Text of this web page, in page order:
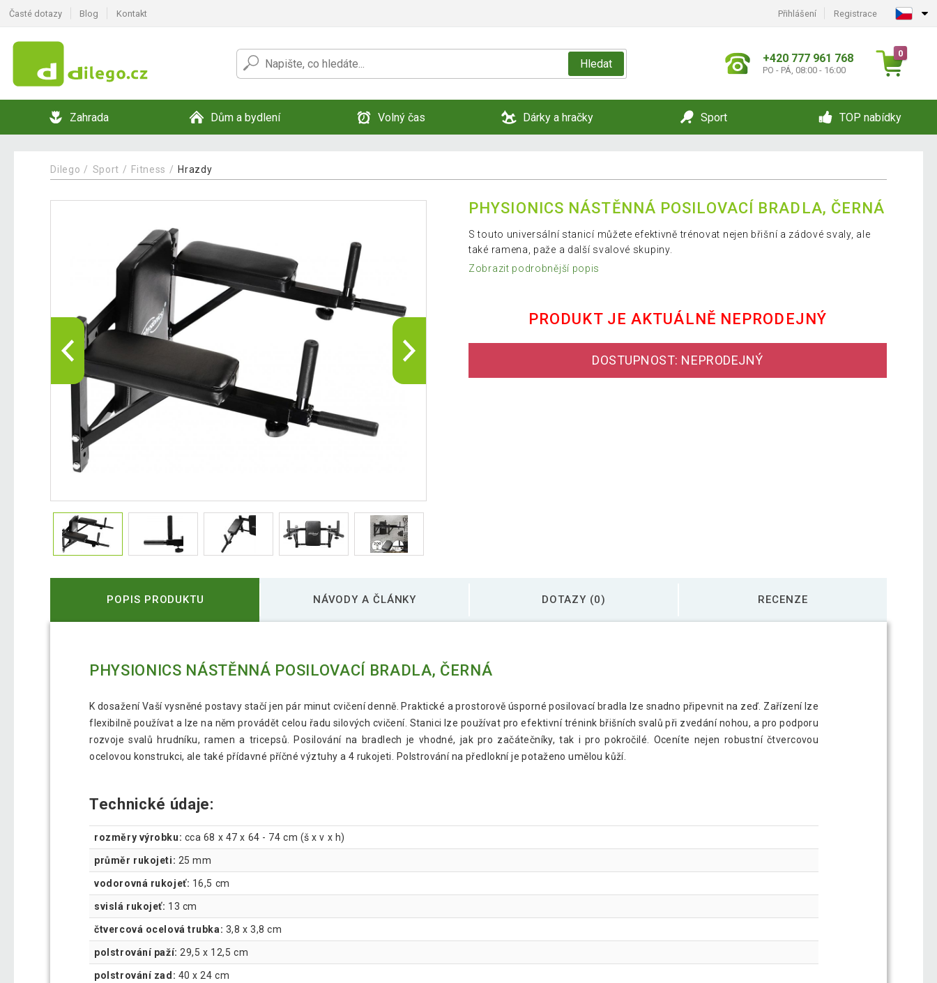
Časté dotazy Blog Kontakt Přihlášení Registrace
Hledat +420 777 961 768
PO - PÁ, 08:00 - 16:00
0
Zahrada Dům a bydlení Volný čas Dárky a hračky Sport TOP nabídky
Dilego Sport Fitness Hrazdy
PHYSIONICS NÁSTĚNNÁ POSILOVACÍ BRADLA, ČERNÁ
S touto universální stanicí můžete efektivně trénovat nejen břišní a zádové svaly, ale
také ramena, paže a další svalové skupiny.
Zobrazit podrobnější popis
PRODUKT JE AKTUÁLNĚ NEPRODEJNÝ
DOSTUPNOST: NEPRODEJNÝ
POPIS PRODUKTU NÁVODY A ČLÁNKY DOTAZY (0) RECENZE
PHYSIONICS NÁSTĚNNÁ POSILOVACÍ BRADLA, ČERNÁ
K dosažení Vaší vysněné postavy stačí jen pár minut cvičení denně. Praktické a prostorově úsporné posilovací bradla lze snadno připevnit na zeď. Zařízení lze
flexibilně používat a lze na něm provádět celou řadu silových cvičení. Stanici lze používat pro efektivní trénink břišních svalů při zvedání nohou, a pro podporu
rozvoje svalů hrudníku, ramen a tricepsů. Posilování na bradlech je vhodné, jak pro začátečníky, tak i pro pokročilé. Oceníte nejen robustní čtvercovou
ocelovou konstrukci, ale také přídavné příčné výztuhy a 4 rukojeti. Polstrování na předlokní je potaženo umělou kůží.
Technické údaje:
rozměry výrobku: cca 68 x 47 x 64 - 74 cm (š x v x h)
průměr rukojeti: 25 mm
vodorovná rukojeť: 16,5 cm
svislá rukojeť: 13 cm
čtvercová ocelová trubka: 3,8 x 3,8 cm
polstrování paží: 29,5 x 12,5 cm
polstrování zad: 40 x 24 cm